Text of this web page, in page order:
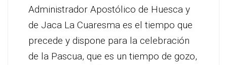
Administrador Apostólico de Huesca y
de Jaca La Cuaresma es el tiempo que
precede y dispone para la celebración
de la Pascua, que es un tiempo de gozo,